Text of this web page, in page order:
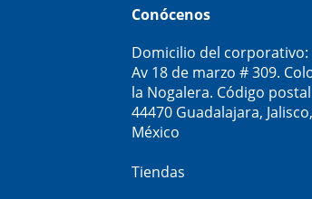
Conócenos
Domicilio del corporativo:
Av 18 de marzo # 309.
la Nogalera. Código postal
44470 Guadalajara, Jalisco,
México
Tiendas